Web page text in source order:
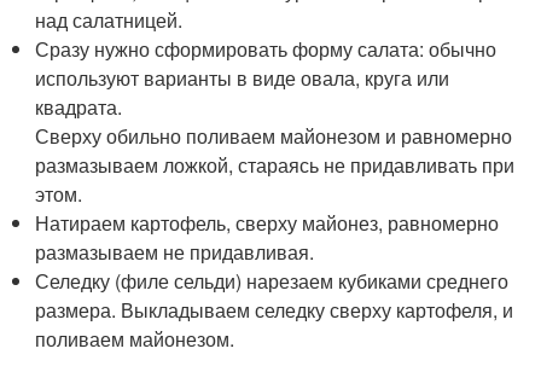
над салатницей.
Сразу нужно сформировать форму салата: обычно
используют варианты в виде овала, круга или
квадрата.
Сверху обильно поливаем майонезом и равномерно
размазываем ложкой, стараясь не придавливать при
этом.
Натираем картофель, сверху майонез, равномерно
размазываем не придавливая.
Селедку (филе сельди) нарезаем кубиками среднего
размера. Выкладываем селедку сверху картофеля, и
поливаем майонезом.